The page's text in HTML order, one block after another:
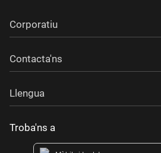
Corporatiu
Contacta'ns
Llengua
Troba'ns a